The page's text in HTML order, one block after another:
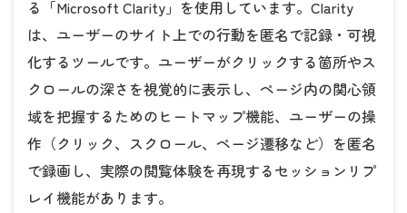
る「Microsoft Clarity」を使用しています。Clarity
は、ユーザーのサイト上での行動を匿名で記録・可視
化するツールです。ユーザーがクリックする箇所やス
クロールの深さを視覚的に表示し、ページ内の関心領
域を把握するためのヒートマップ機能、ユーザーの操
作（クリック、スクロール、ページ遷移など）を匿名
で録画し、実際の閲覧体験を再現するセッションリプ
レイ機能があります。